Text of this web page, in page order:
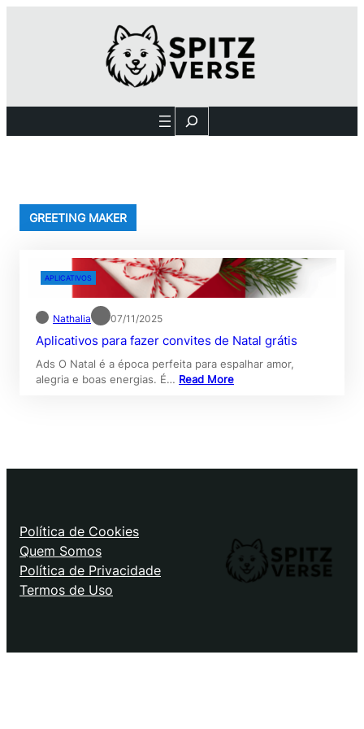
Search
GREETING MAKER
APLICATIVOS
Nathalia 07/11/2025
Aplicativos para fazer convites de Natal grátis
Ads O Natal é a época perfeita para espalhar amor,
alegria e boas energias. É… Read More
Política de Cookies
Quem Somos
Política de Privacidade
Termos de Uso